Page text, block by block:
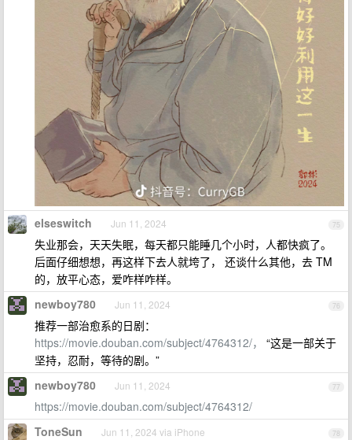
75
elseswitch Jun 11, 2024
失业那会，天天失眠，每天都只能睡几个小时，人都快疯了。
后面仔细想想，再这样下去人就垮了， 还谈什么其他，去 TM
的，放平心态，爱咋样咋样。
76
newboy780 Jun 11, 2024
推荐一部治愈系的日剧：
https://movie.douban.com/subject/4764312/，
“这是一部关于
坚持，忍耐，等待的剧。”
77
newboy780 Jun 11, 2024
https://movie.douban.com/subject/4764312/
78
ToneSun Jun 11, 2024 via iPhone